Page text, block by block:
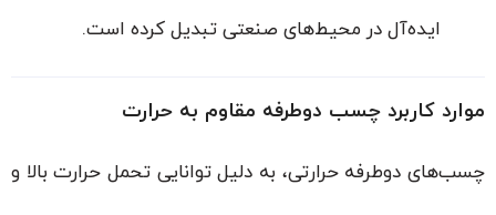
ایده‌آل در محیط‌های صنعتی تبدیل کرده است.
موارد کاربرد چسب دوطرفه مقاوم به حرارت
چسب‌های دوطرفه حرارتی، به دلیل توانایی تحمل حرارت بالا و